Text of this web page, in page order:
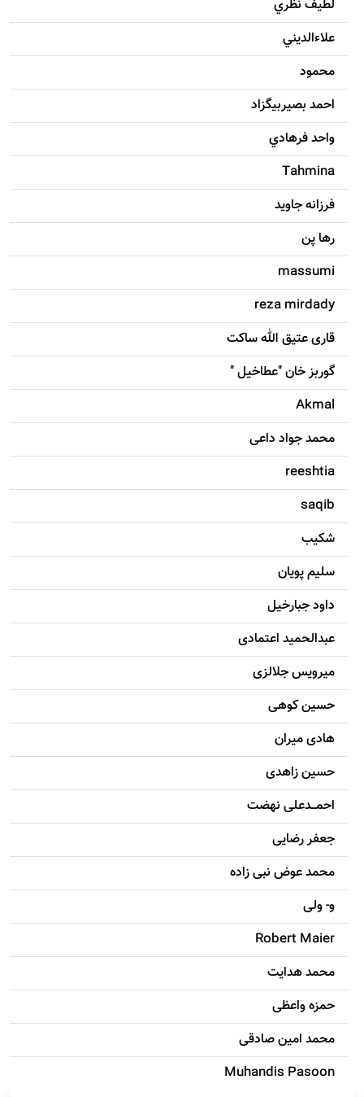
لطيف نظري
علاءالديني
محمود
احمد بصيربيگزاد
واحد فرهادي
Tahmina
فرزانه جاويد
رها پن
massumi
reza mirdady
قاری عتیق الله ساکت
گوربز خان "عطاخیل "
Akmal
محمد جواد داعی
reeshtia
saqib
شکيب
سليم پویان
داود جبارخیل
عبدالحمید اعتمادی
میرویس جلالزی
حسين کوهی
هادی ميران
حسين زاهدی
احمـــدعلی نهضت
جعفر رضایی
محمد عوض نبی زاده
و- ولی
Robert Maier
محمد هدایت
حمزه واعظی
محمد امين صادقی
Muhandis Pasoon